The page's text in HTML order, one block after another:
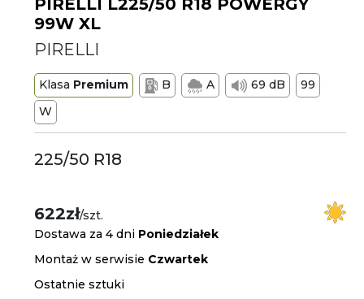
PIRELLI L225/50 R18 POWERGY
99W XL
PIRELLI
Klasa Premium B A 69 dB
99
W
225/50 R18
622zł/szt.
Dostawa za 4 dni Poniedziałek
Montaż w serwisie Czwartek
Ostatnie sztuki